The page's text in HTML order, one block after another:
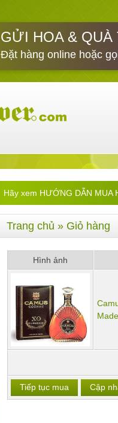
GỬI HOA & QUÀ
Đặt hàng online hoặc
Hãy xem HƯỚNG DẪN MUA
Trang chủ » Giỏ hàng
Hình ảnh
Tiếp tục mua Cập